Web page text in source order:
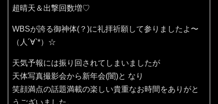
超晴天＆出撃回数増♡
WBSが誇る御神体(？)に礼拝祈願して参りましたよ〜
（人´∀`*）☆
天気予報には振り回されてしまいましたが
天体写真撮影会から新年会(闇)と なり
笑顔満点の話題満載の楽しい貴重なお時間をありがと